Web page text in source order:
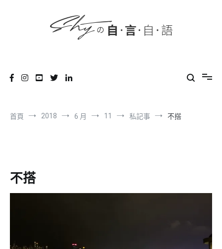
首頁 2018 6 月 11 私記事 不搭
不搭